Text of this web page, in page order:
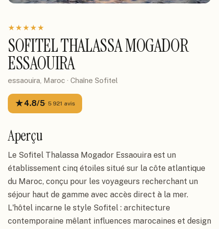
★★★★★
SOFITEL THALASSA MOGADOR
ESSAOUIRA
essaouira, Maroc · Chaîne Sofitel
★4.8/5· 5 921 avis
Aperçu
Le Sofitel Thalassa Mogador Essaouira est un
établissement cinq étoiles situé sur la côte atlantique
du Maroc, conçu pour les voyageurs recherchant un
séjour haut de gamme avec accès direct à la mer.
L'hôtel incarne le style Sofitel : architecture
contemporaine mêlant influences marocaines et design